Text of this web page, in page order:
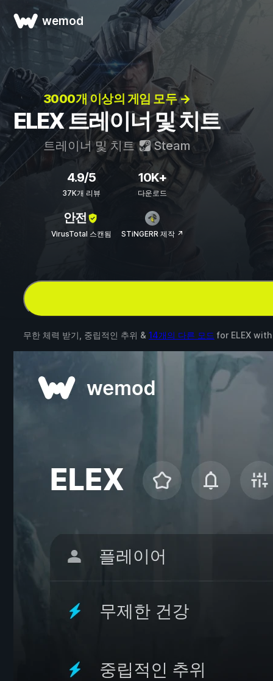
wemod
3000개 이상의 게임 모두 →
ELEX 트레이너 및 치트
트레이너 및 치트 Steam
4.9/5
37K개 리뷰
10K+
다운로드
안전
VirusTotal 스캔됨 STiNGERR 제작 ↗
무한 체력 받기, 중립적인 추위 & 14개의 다른 모드 for ELEX